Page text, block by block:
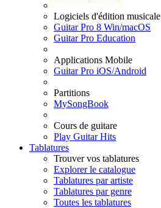
Logiciels d'édition musicale
Guitar Pro 8 Win/macOS
Guitar Pro Education
Applications Mobile
Guitar Pro iOS/Android
Partitions
MySongBook
Cours de guitare
Play Guitar Hits
Tablatures
Trouver vos tablatures
Explorer le catalogue
Tablatures par artiste
Tablatures par genre
Toutes les tablatures